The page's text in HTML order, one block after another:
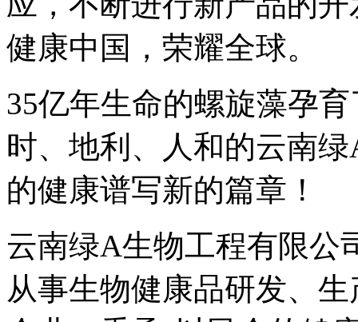
健康中国，荣耀全球。
35亿年生命的螺旋藻孕
时、地利、人和的云南
的健康谱写新的篇章！
云南绿A生物工程有限公
从事生物健康品研发、